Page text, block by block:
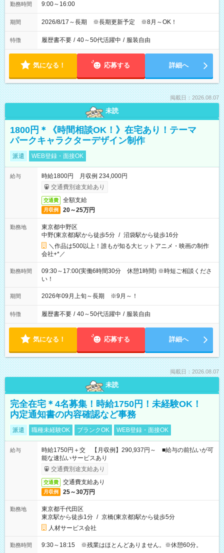
勤務時間 9:00～16:00
期間 2026/8/17～長期 ※長期更新予定 ※8月～OK！
特徴 履歴書不要 / 40～50代活躍中 / 服装自由
気になる！ 応募する 詳細へ
掲載日：2026.08.07
未読
1800円＊《時間相談OK！》在宅あり！テーマ
パークキャラクターデザイン制作
派遣 WEB登録・面接OK
給与
時給1800円 月収例 234,000円
交通費別途支給あり
交通費 全額支給
月収例 20～25万円
勤務地
東京都中野区
中野(東京都)駅から徒歩5分 / 沼袋駅から徒歩16分
＼作品は500以上！誰もが知る大ヒットアニメ・映画の制作
会社+*／
勤務時間
09:30～17:00(実働6時間30分 休憩1時間) ※時短ご相談くださ
い！
期間 2026年09月上旬～長期 ※9月～！
特徴 履歴書不要 / 40～50代活躍中 / 服装自由
気になる！ 応募する 詳細へ
掲載日：2026.08.07
未読
完全在宅＊4名募集！時給1750円！未経験OK！
内定通知書の内容確認など事務
派遣 職種未経験OK ブランクOK WEB登録・面接OK
給与
時給1750円＋交 【月収例】290,937円～ ■給与の前払いが可
能な速払いサービスあり
交通費別途支給あり
交通費 交通費支給あり
月収例 25～30万円
勤務地
東京都千代田区
東京駅から徒歩1分 / 京橋(東京都)駅から徒歩5分
人材サービス会社
勤務時間 9:30～18:15 ※残業はほとんどありません。※休憩60分。